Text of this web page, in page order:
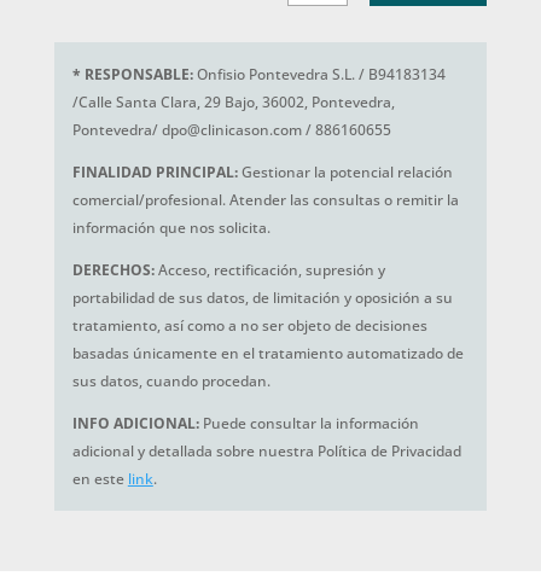
* RESPONSABLE:Onfisio Pontevedra S.L. / B94183134
/Calle Santa Clara, 29 Bajo, 36002, Pontevedra,
Pontevedra/ dpo@clinicason.com / 886160655
FINALIDAD PRINCIPAL:Gestionar la potencial relación
comercial/profesional. Atender las consultas o remitir la
información que nos solicita.
DERECHOS:Acceso, rectificación, supresión y
portabilidad de sus datos, de limitación y oposición a su
tratamiento, así como a no ser objeto de decisiones
basadas únicamente en el tratamiento automatizado de
sus datos, cuando procedan.
INFO ADICIONAL: Puede consultar la información
adicional y detallada sobre nuestra Política de Privacidad
en este link.